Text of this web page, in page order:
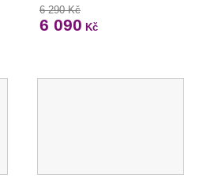
6 290 Kč
6 090 Kč